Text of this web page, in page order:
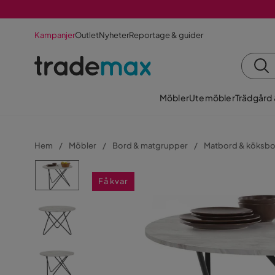
KampanjerOutletNyheterReportage & guider
MöblerUtemöblerTrädgård
Hem Möbler Bord & matgrupper Matbord &
Få kvar